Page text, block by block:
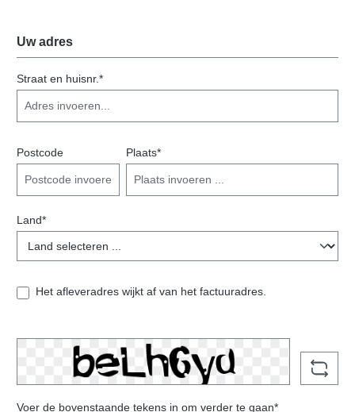
Uw adres
Straat en huisnr.*
Postcode Plaats*
Land*
Het afleveradres wijkt af van het factuuradres.
Voer de bovenstaande tekens in om verder te gaan*